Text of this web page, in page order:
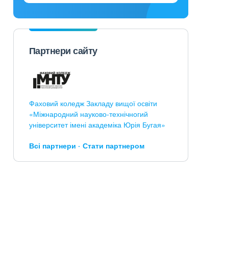
Партнери сайту
Фаховий коледж Закладу вищої освіти
«Міжнародний науково-технічногий
університет імені академіка Юрія Бугая»
Всі партнери Стати партнером